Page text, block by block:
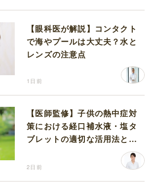
【眼科医が解説】コンタクト
で海やプールは大丈夫？水と
レンズの注意点
1日前
【医師監修】子供の熱中症対
策における経口補水液・塩タ
ブレットの適切な活用法と水
2日前